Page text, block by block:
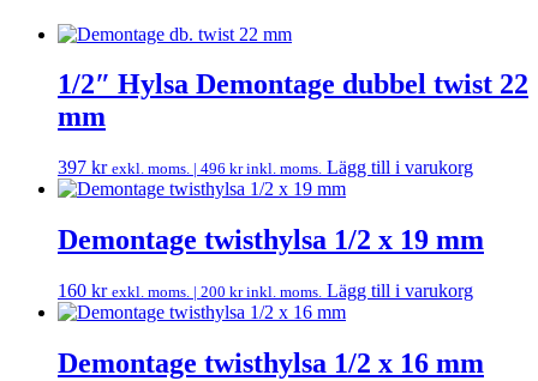
1/2″ Hylsa Demontage dubbel twist 22
mm
397 kr exkl. moms. | 496 krinkl. moms. Lägg till i varukorg
Demontage twisthylsa 1/2 x 19 mm
160 kr exkl. moms. | 200 krinkl. moms. Lägg till i varukorg
Demontage twisthylsa 1/2 x 16 mm